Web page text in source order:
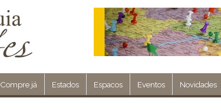
Compre já Estados Espacos Eventos Novidades